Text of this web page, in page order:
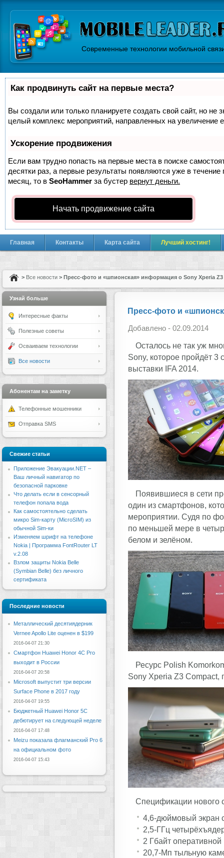
Современные технологии мобильной
Как продвинуть сайт на первые места?
Вы создали или только планируете создать свой сайт, но не
целый комплекс мероприятий, направленных на увеличение
Ускорение продвижения
Если вам трудно попасть на первые места в поиске
десятки раз, а первые результаты появляются уже в
месяц, то в SeoHammer за бустер вернут деньги.
Начать продвижение сайта
Главная Контакты Карта сайта Лучший хостинг!
> Все новости > Пресс-фото и «шпионская» информация о Sony Xperia
Пресс-фото и
Добавлено - 02.09.2014
Осталось не так уж
Sony, которое пройдёт 3
выставки IFA 2014.
Появившиеся в сети
один из смартфонов,
мероприятии. Судя по
по меньшей мере в
белом и зелёном.
Ресурс Polish
Sony Xperia Z3
Спецификации нового
4,6-дюймовый экран
2,5-ГГц
2 Гбайт оперативной
20,7-Мп тыльную
Узнай больше
Интересные факты
Полезные советы
Осваиваем технологии
Все новости
Абонентам на заметку
Телефонные мошенники
Отправка SMS
Свежие статьи
Приложение Эвакуации.NET –
Ваш личный навигатор по
безопасной парковке
Что делать если в сенсорный
телефон попала вода
Как самостоятельно сделать
микро Sim-карту (MicroSIM) из
обычной Sim-ки
Изменяем шрифт на телефоне
Nokia | Программа FontRouter LT
v.2.08
Взлом защиты Nokia Belle
(Symbian Belle) без личного
сертификата
Последние новости
Металлический десятиядерник
Vernee Apollo Lite оценен в $199
2016-04-07 21:30
Смартфон Huawei Honor 4C Pro
выходит в России
2016-04-07 20:58
Microsoft выпустит три версии
Surface Phone в 2017 году
2016-04-07 19:55
Бюджетный Huawei Honor 5C
дебютирует на следующей неделе
2016-04-07 17:48
Meizu показала флагманский Pro 6
на официальном фото
2016-04-07 15:43